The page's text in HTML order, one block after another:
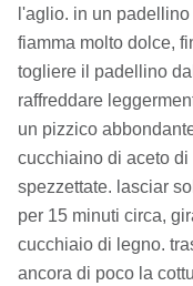
l'aglio. in un
fiamma molto dolce,
togliere il padellino
raffreddare
un pizzico
cucchiaino di aceto
spezzettate. lasciar
per 15 minuti circa,
cucchiaio di legno.
ancora di poco la